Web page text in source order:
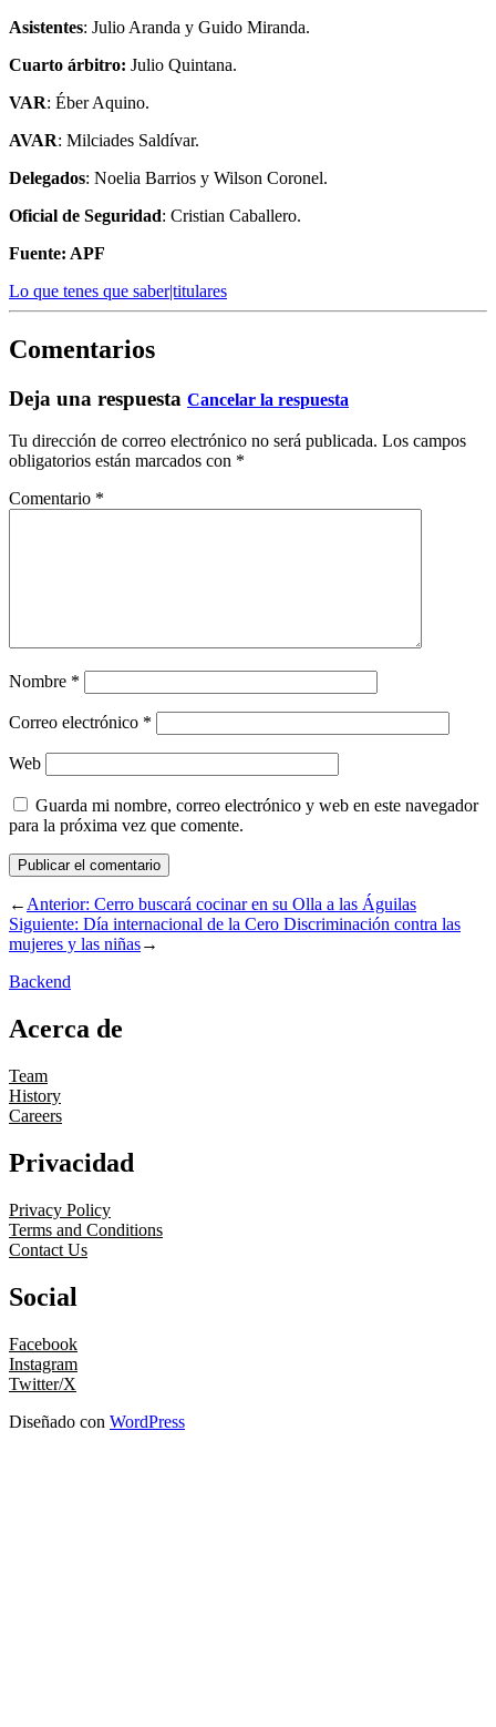
Asistentes: Julio Aranda y Guido Miranda.
Cuarto árbitro: Julio Quintana.
VAR: Éber Aquino.
AVAR: Milciades Saldívar.
Delegados: Noelia Barrios y Wilson Coronel.
Oficial de Seguridad: Cristian Caballero.
Fuente: APF
Lo que tenes que saber|titulares
Comentarios
Deja una respuesta Cancelar la respuesta
Tu dirección de correo electrónico no será publicada. Los campos
obligatorios están marcados con *
Comentario *
Nombre *
Correo electrónico *
Web
Guarda mi nombre, correo electrónico y web en este navegador
para la próxima vez que comente.
←Anterior: Cerro buscará cocinar en su Olla a las Águilas
Siguiente: Día internacional de la Cero Discriminación contra las
mujeres y las niñas→
Backend
Acerca de
Team
History
Careers
Privacidad
Privacy Policy
Terms and Conditions
Contact Us
Social
Facebook
Instagram
Twitter/X
Diseñado con WordPress